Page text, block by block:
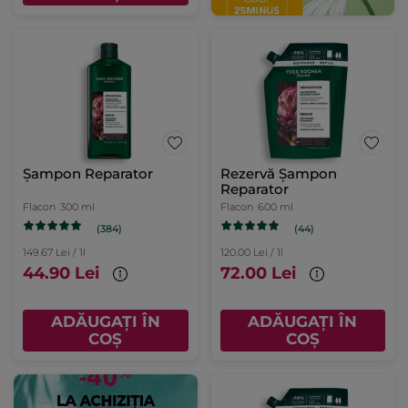
Șampon Reparator
Flacon 300 ml
(384)
149.67 Lei / 1l
44.90 Lei
ADĂUGAȚI ÎN
COȘ
Rezervă Șampon
Reparator
Flacon 600 ml
(44)
120.00 Lei / 1l
72.00 Lei
ADĂUGAȚI ÎN
COȘ